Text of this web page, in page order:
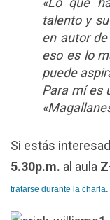
talento y
en autor
eso es lo
puede
Para mí es
Si estás
5.30p.m. al aula
tratarse durante la charla.